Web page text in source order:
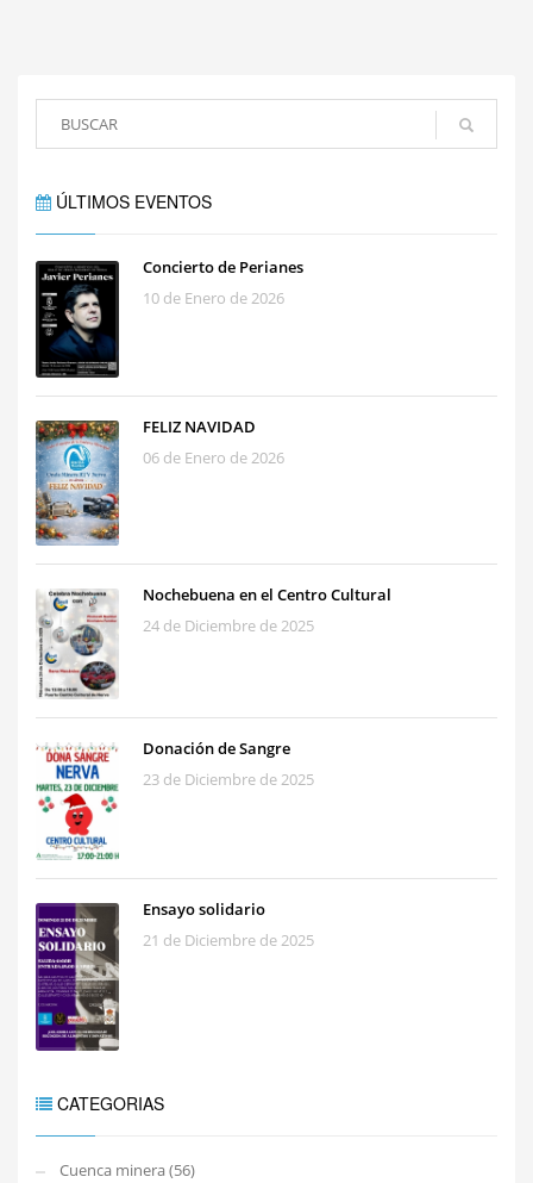
ÚLTIMOS EVENTOS
Concierto de Perianes
10 de Enero de 2026
FELIZ NAVIDAD
06 de Enero de 2026
Nochebuena en el Centro Cultural
24 de Diciembre de 2025
Donación de Sangre
23 de Diciembre de 2025
Ensayo solidario
21 de Diciembre de 2025
CATEGORIAS
Cuenca minera (56)